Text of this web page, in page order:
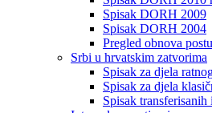
Spisak DORH 2009
Spisak DORH 2004
Pregled obnova
Srbi u hrvatskim zatvorima
Spisak za djela
Spisak za djela
Spisak